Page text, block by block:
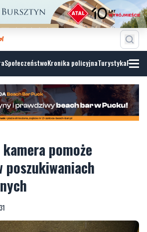
SpołeczeństwoKronika policyjnaTurystyka
pomoże